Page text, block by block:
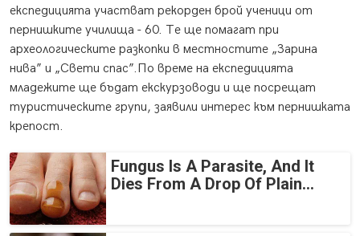
експедицията участват рекорден брой ученици от
пернишките училища - 60. Те ще помагат при
археологическите разкопки в местностите „Зарина
нива” и „Свети спас”.По време на експедицията
младежите ще бъдат екскурзоводи и ще посрещат
туристическите групи, заявили интерес към пернишката
крепост.
Fungus Is A Parasite, And It
Dies From A Drop Of Plain...